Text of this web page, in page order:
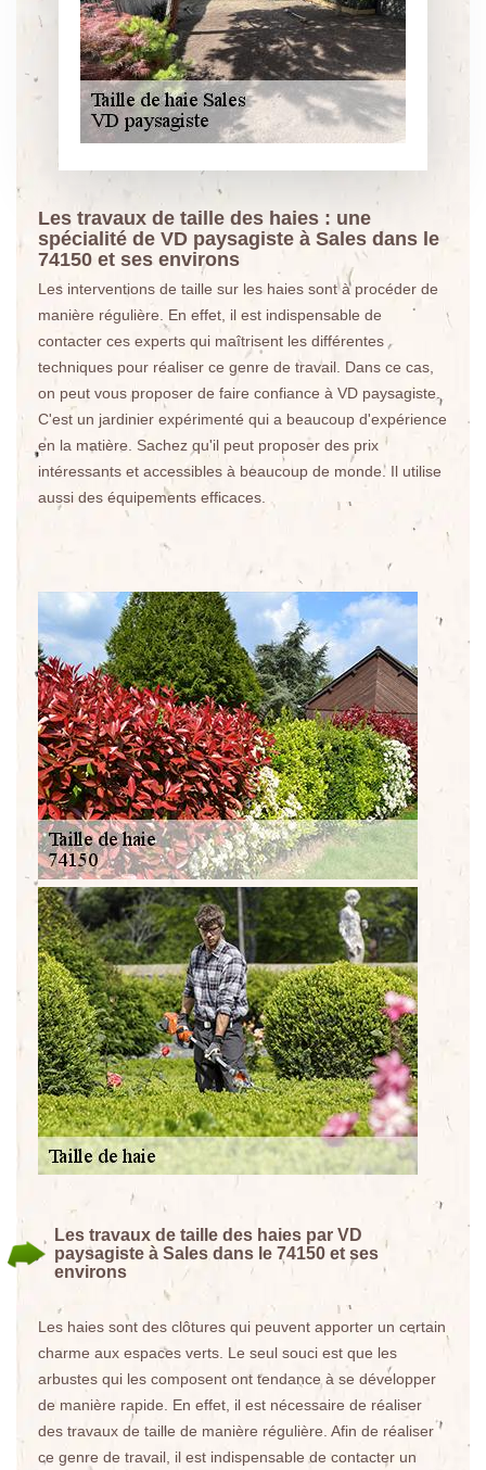
Les travaux de taille des haies : une
spécialité de VD paysagiste à Sales dans le
74150 et ses environs
Les interventions de taille sur les haies sont à procéder de
manière régulière. En effet, il est indispensable de
contacter ces experts qui maîtrisent les différentes
techniques pour réaliser ce genre de travail. Dans ce cas,
on peut vous proposer de faire confiance à VD paysagiste.
C'est un jardinier expérimenté qui a beaucoup d'expérience
en la matière. Sachez qu'il peut proposer des prix
intéressants et accessibles à beaucoup de monde. Il utilise
aussi des équipements efficaces.
Les travaux de taille des haies par VD
paysagiste à Sales dans le 74150 et ses
environs
Les haies sont des clôtures qui peuvent apporter un certain
charme aux espaces verts. Le seul souci est que les
arbustes qui les composent ont tendance à se développer
de manière rapide. En effet, il est nécessaire de réaliser
des travaux de taille de manière régulière. Afin de réaliser
ce genre de travail, il est indispensable de contacter un